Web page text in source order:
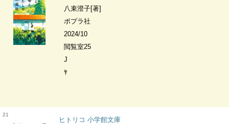
八束澄子[著]
ポプラ社
2024/10
閲覧室25
J
ﾔ
21
ヒトリコ 小学館文庫